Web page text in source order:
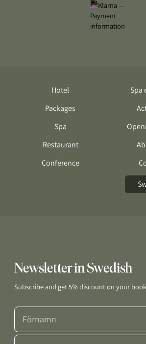
Hotel
Packages
Spa
Restaurant
Conference
Spa
Newsletter in Swedish
Subscribe and get 5% discount on your